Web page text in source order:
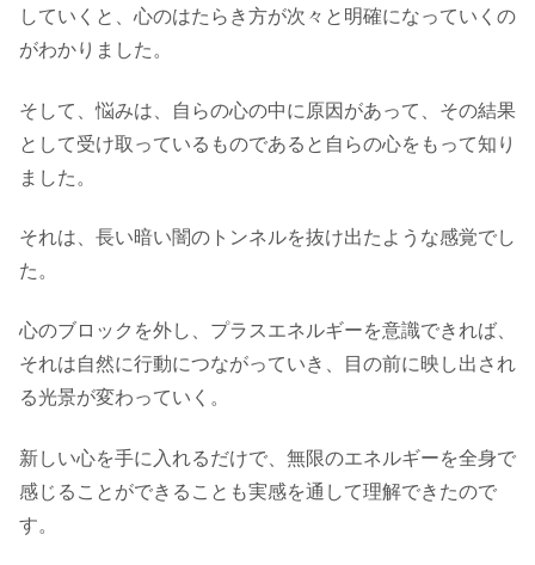
していくと、心のはたらき方が次々と明確になっていくの
がわかりました。
そして、悩みは、自らの心の中に原因があって、その結果
として受け取っているものであると自らの心をもって知り
ました。
それは、長い暗い闇のトンネルを抜け出たような感覚でし
た。
心のブロックを外し、プラスエネルギーを意識できれば、
それは自然に行動につながっていき、目の前に映し出され
る光景が変わっていく。
新しい心を手に入れるだけで、無限のエネルギーを全身で
感じることができることも実感を通して理解できたので
す。